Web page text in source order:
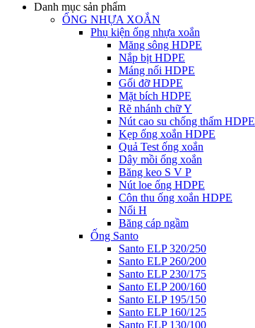
Danh mục sản phẩm
ỐNG NHỰA XOẮN
Phụ kiện ống nhựa xoắn
Măng sông HDPE
Nắp bịt HDPE
Máng nối HDPE
Gối đỡ HDPE
Mặt bích HDPE
Rẽ nhánh chữ Y
Nút cao su chống thấm HDPE
Kẹp ống xoắn HDPE
Quả Test ống xoắn
Dây mồi ống xoắn
Băng keo S V P
Nút loe ống HDPE
Côn thu ống xoắn HDPE
Nối H
Băng cáp ngầm
Ống Santo
Santo ELP 320/250
Santo ELP 260/200
Santo ELP 230/175
Santo ELP 200/160
Santo ELP 195/150
Santo ELP 160/125
Santo ELP 130/100